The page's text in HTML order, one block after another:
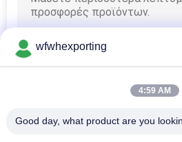
υλικό
wfwhexporting
4:59 AM
Good day, what product are you